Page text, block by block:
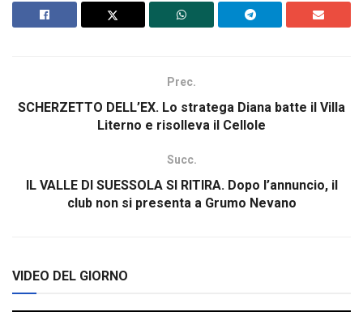
Prec.
SCHERZETTO DELL’EX. Lo stratega Diana batte il Villa
Literno e risolleva il Cellole
Succ.
IL VALLE DI SUESSOLA SI RITIRA. Dopo l’annuncio, il
club non si presenta a Grumo Nevano
VIDEO DEL GIORNO